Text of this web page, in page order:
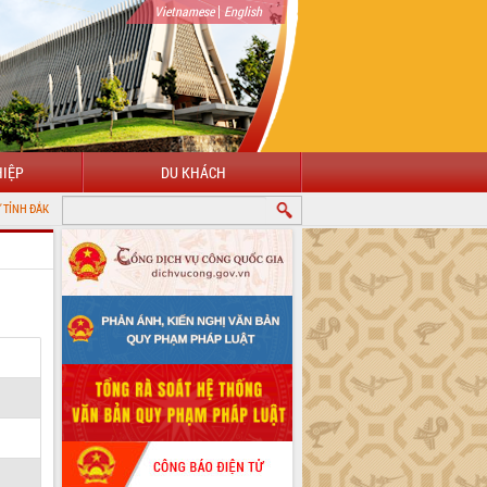
Vietnamese| English
DU KHÁCH